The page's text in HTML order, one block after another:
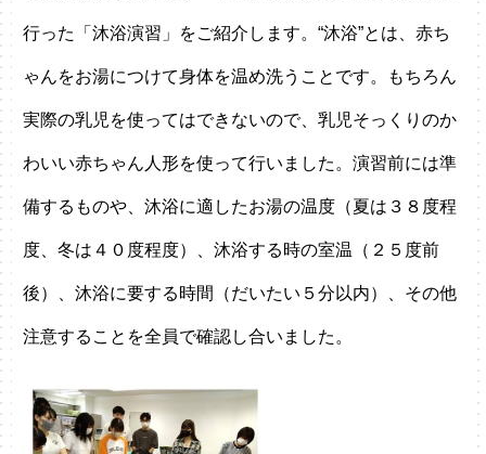
行った「沐浴演習」をご紹介します。“沐浴”とは、赤ち
ゃんをお湯につけて身体を温め洗うことです。もちろん
実際の乳児を使ってはできないので、乳児そっくりのか
わいい赤ちゃん人形を使って行いました。演習前には準
備するものや、沐浴に適したお湯の温度（夏は３８度程
度、冬は４０度程度）、沐浴する時の室温（２５度前
後）、沐浴に要する時間（だいたい５分以内）、その他
注意することを全員で確認し合いました。